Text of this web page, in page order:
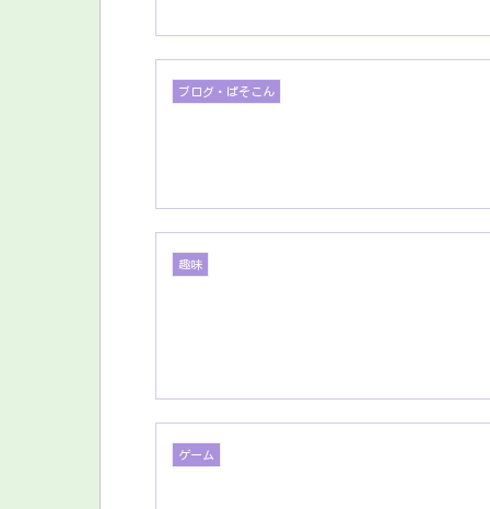
ブログ・ぱそこん
趣味
ゲーム